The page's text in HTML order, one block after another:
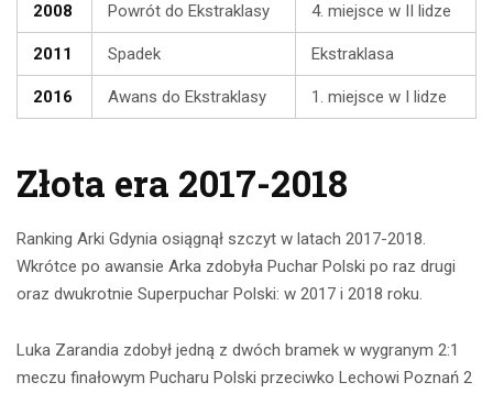
2008 Powrót do Ekstraklasy 4. miejsce w II lidze
2011 Spadek Ekstraklasa
2016 Awans do Ekstraklasy 1. miejsce w I lidze
Złota era 2017-2018
Ranking Arki Gdynia osiągnął szczyt w latach 2017-2018.
Wkrótce po awansie Arka zdobyła Puchar Polski po raz drugi
oraz dwukrotnie Superpuchar Polski: w 2017 i 2018 roku.
Luka Zarandia zdobył jedną z dwóch bramek w wygranym 2:1
meczu finałowym Pucharu Polski przeciwko Lechowi Poznań 2